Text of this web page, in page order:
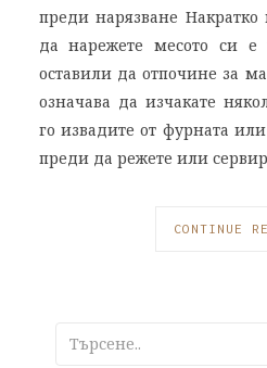
преди нарязване Накратко
да нарежете месото си е
оставили да отпочине за
означава да изчакате
го извадите от фурната или
преди да режете или
CONTINUE